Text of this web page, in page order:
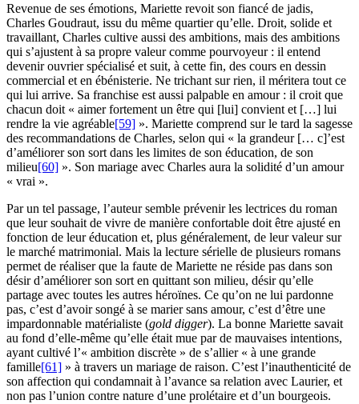
Revenue de ses émotions, Mariette revoit son fiancé de jadis,
Charles Goudraut, issu du même quartier qu’elle. Droit, solide et
travaillant, Charles cultive aussi des ambitions, mais des ambitions
qui s’ajustent à sa propre valeur comme pourvoyeur : il entend
devenir ouvrier spécialisé et suit, à cette fin, des cours en dessin
commercial et en ébénisterie. Ne trichant sur rien, il méritera tout ce
qui lui arrive. Sa franchise est aussi palpable en amour : il croit que
chacun doit « aimer fortement un être qui [lui] convient et […] lui
rendre la vie agréable[59] ». Mariette comprend sur le tard la sagesse
des recommandations de Charles, selon qui « la grandeur [… c]’est
d’améliorer son sort dans les limites de son éducation, de son
milieu[60] ». Son mariage avec Charles aura la solidité d’un amour
« vrai ».
Par un tel passage, l’auteur semble prévenir les lectrices du roman
que leur souhait de vivre de manière confortable doit être ajusté en
fonction de leur éducation et, plus généralement, de leur valeur sur
le marché matrimonial. Mais la lecture sérielle de plusieurs romans
permet de réaliser que la faute de Mariette ne réside pas dans son
désir d’améliorer son sort en quittant son milieu, désir qu’elle
partage avec toutes les autres héroïnes. Ce qu’on ne lui pardonne
pas, c’est d’avoir songé à se marier sans amour, c’est d’être une
impardonnable matérialiste (gold digger). La bonne Mariette savait
au fond d’elle-même qu’elle était mue par de mauvaises intentions,
ayant cultivé l’« ambition discrète » de s’allier « à une grande
famille[61] » à travers un mariage de raison. C’est l’inauthenticité de
son affection qui condamnait à l’avance sa relation avec Laurier, et
non pas l’union contre nature d’une prolétaire et d’un bourgeois.